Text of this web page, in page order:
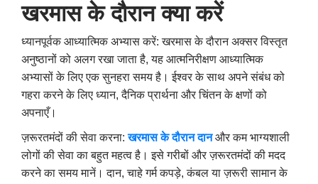
खरमास के दौरान क्या करें
ध्यानपूर्वक आध्यात्मिक अभ्यास करें: खरमास के दौरान अक्सर विस्तृत
अनुष्ठानों को अलग रखा जाता है, यह आत्मनिरीक्षण आध्यात्मिक
अभ्यासों के लिए एक सुनहरा समय है। ईश्वर के साथ अपने संबंध को
गहरा करने के लिए ध्यान, दैनिक प्रार्थना और चिंतन के क्षणों को
अपनाएँ।
ज़रूरतमंदों की सेवा करना:खरमास के दौरान दानऔर कम भाग्यशाली
लोगों की सेवा का बहुत महत्व है। इसे गरीबों और ज़रूरतमंदों की मदद
करने का समय मानें। दान, चाहे गर्म कपड़े, कंबल या ज़रूरी सामान के